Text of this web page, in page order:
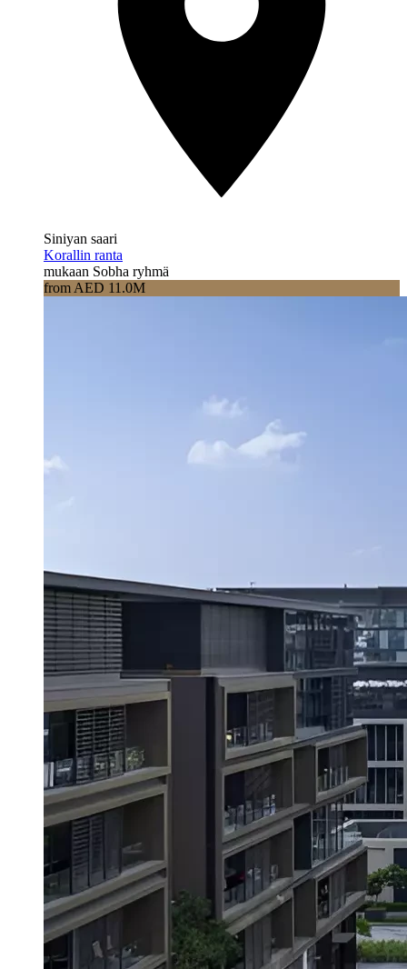
Siniyan saari
Korallin ranta
mukaan Sobha ryhmä
from AED 11.0M